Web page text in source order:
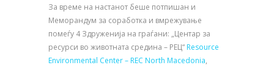
За време на настанот беше потпишан и
Меморандум за соработка и вмрежување
помеѓу 4 Здруженија на граѓани: „Центар за
ресурси во животната средина – РЕЦ“ Resource
Environmental Center – REC North Macedonia,